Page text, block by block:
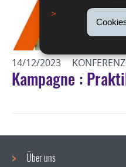
Kampagne :
14/12/2023
Über uns